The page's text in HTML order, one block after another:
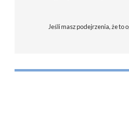
Jeśli masz podejrzenia, że to